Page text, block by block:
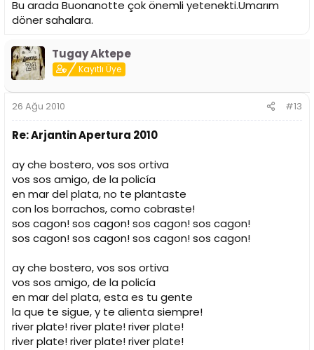
Bu arada Buonanotte çok önemli yetenekti.Umarım
döner sahalara.
Tugay Aktepe
Kayıtlı Üye
26 Ağu 2010 #13
Re: Arjantin Apertura 2010
ay che bostero, vos sos ortiva
vos sos amigo, de la policía
en mar del plata, no te plantaste
con los borrachos, como cobraste!
sos cagon! sos cagon! sos cagon! sos cagon!
sos cagon! sos cagon! sos cagon! sos cagon!
ay che bostero, vos sos ortiva
vos sos amigo, de la policía
en mar del plata, esta es tu gente
la que te sigue, y te alienta siempre!
river plate! river plate! river plate!
river plate! river plate! river plate!